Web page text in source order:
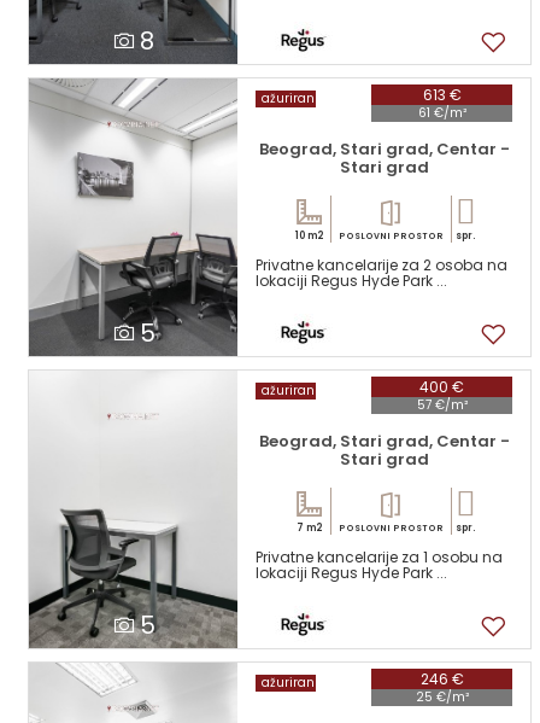
8
5
613 €
61 €/m²
ažuriran
Beograd, Stari grad, Centar -
Stari grad
10 m2 POSLOVNI PROSTOR spr.
Privatne kancelarije za 2 osoba na
lokaciji Regus Hyde Park ...
5
400 €
57 €/m²
ažuriran
Beograd, Stari grad, Centar -
Stari grad
7 m2 POSLOVNI PROSTOR spr.
Privatne kancelarije za 1 osobu na
lokaciji Regus Hyde Park ...
246 €
25 €/m²
ažuriran